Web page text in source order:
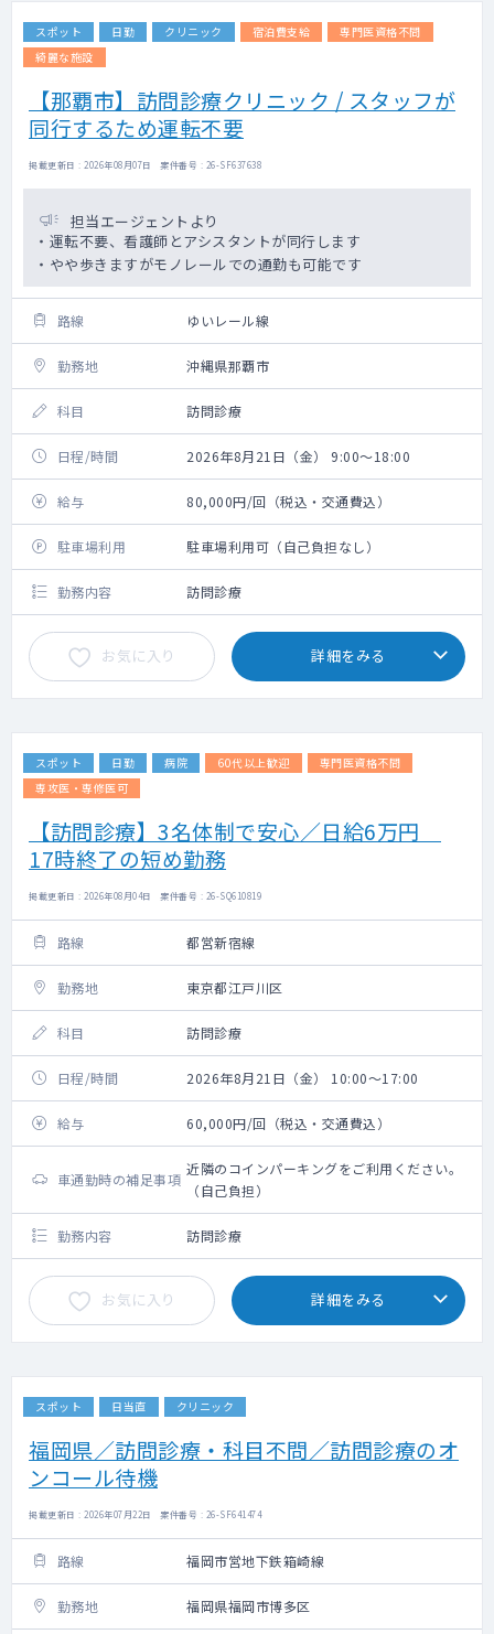
スポット 日勤 クリニック 宿泊費支給
専門医資格不問
綺麗な施設
【那覇市】訪問診療クリニック / スタッフが
同行するため運転不要
掲載更新日 : 2026年08月07日 案件番号 : 26-SF637638
担当エージェントより
・運転不要、看護師とアシスタントが同行します
・やや歩きますがモノレールでの通勤も可能です
路線 ゆいレール線
勤務地 沖縄県那覇市
科目 訪問診療
日程/時間 2026年8月21日（金） 9:00～18:00
給与 80,000円/回（税込・交通費込）
駐車場利用 駐車場利用可（自己負担なし）
勤務内容 訪問診療
お気に入り 詳細をみる
スポット 日勤 病院 60代以上歓迎
専門医資格不問
専攻医・専修医可
【訪問診療】3名体制で安心／日給6万円
17時終了の短め勤務
掲載更新日 : 2026年08月04日 案件番号 : 26-SQ610819
路線 都営新宿線
勤務地 東京都江戸川区
科目 訪問診療
日程/時間 2026年8月21日（金） 10:00～17:00
給与 60,000円/回（税込・交通費込）
車通勤時の補足事項
近隣のコインパーキングをご利用ください。
（自己負担）
勤務内容 訪問診療
お気に入り 詳細をみる
スポット 日当直 クリニック
福岡県／訪問診療・科目不問／訪問診療のオ
ンコール待機
掲載更新日 : 2026年07月22日 案件番号 : 26-SF641474
路線 福岡市営地下鉄箱崎線
勤務地 福岡県福岡市博多区